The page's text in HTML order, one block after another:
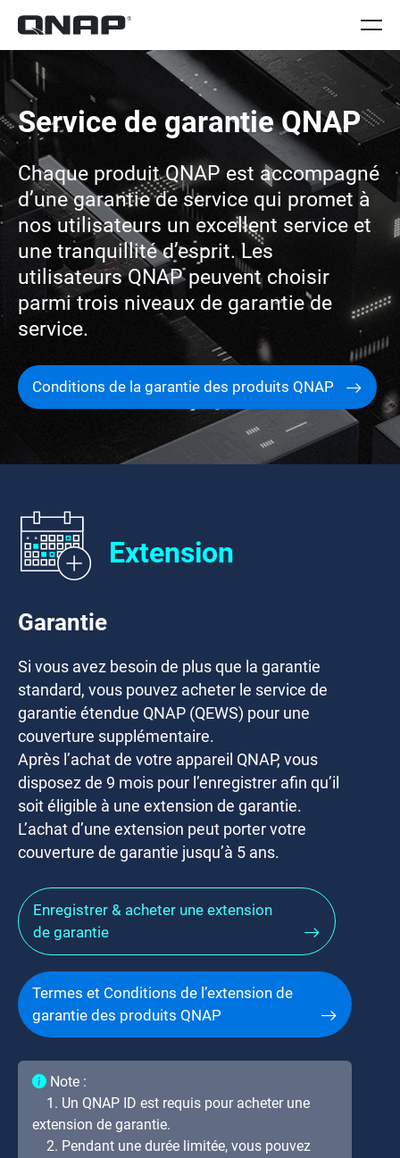
Service de garantie QNAP
Chaque produit QNAP est accompagné
d’une garantie de service qui promet à
nos utilisateurs un excellent service et
une tranquillité d’esprit. Les
utilisateurs QNAP peuvent choisir
parmi trois niveaux de garantie de
service.
Conditions de la garantie des produits QNAP
Extension
Garantie
Si vous avez besoin de plus que la garantie
standard, vous pouvez acheter le service de
garantie étendue QNAP (QEWS) pour une
couverture supplémentaire.
Après l’achat de votre appareil QNAP, vous
disposez de 9 mois pour l’enregistrer afin qu’il
soit éligible à une extension de garantie.
L’achat d’une extension peut porter votre
couverture de garantie jusqu’à 5 ans.
Enregistrer & acheter une extension
de garantie
Termes et Conditions de l’extension de
garantie des produits QNAP
Note :
1. Un QNAP ID est requis pour acheter une
extension de garantie.
2. Pendant une durée limitée, vous pouvez